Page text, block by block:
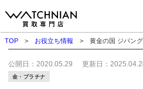
ブランドから探す
TOP お役立ち情報 黄金の国 ジパン
公開日： 2020.05.29 更新日：
金・プラチナ